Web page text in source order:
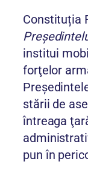
Constituția
institui
forţelor
stării de
întreaga
pun în